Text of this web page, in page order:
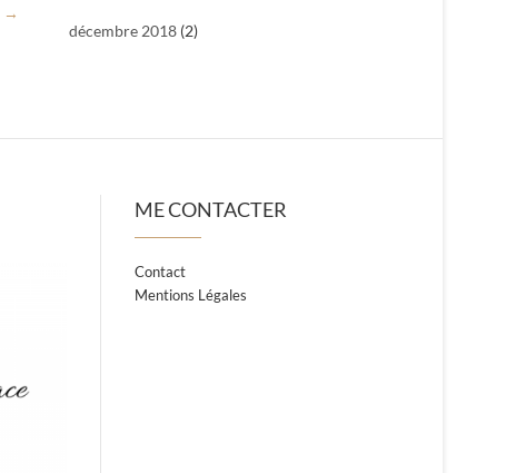
→
décembre 2018 (2)
ME CONTACTER
Contact
Mentions Légales